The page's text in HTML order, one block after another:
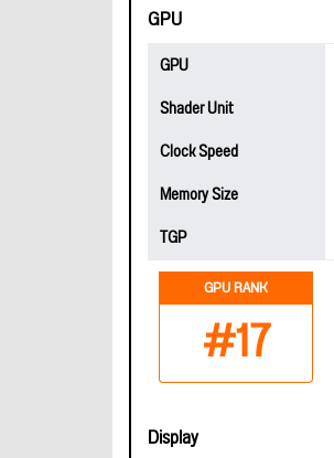
GPU
GPU
Shader Unit
Clock Speed
Memory Size
TGP
GPU RANK
#17
Display